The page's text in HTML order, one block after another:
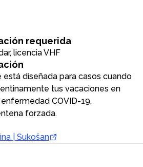
requerida
licencia VHF
diseñada para casos cuando
tus vacaciones en
COVID-19,
forzada.
| Sukošan